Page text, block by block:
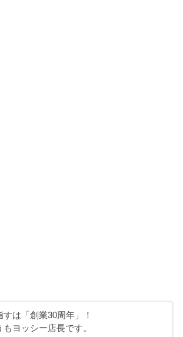
すは「創業30周年」！
もヨッシー店長です。